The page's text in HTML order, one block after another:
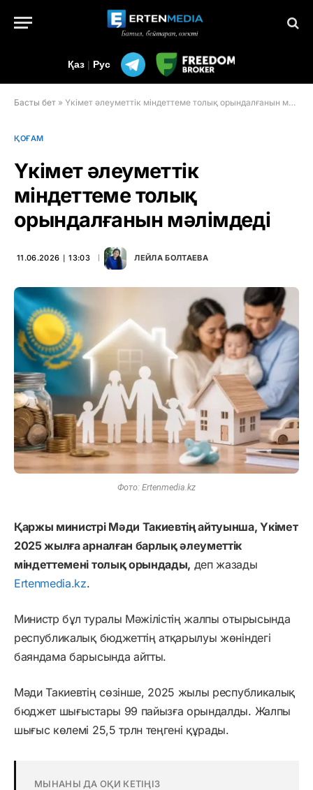
Қаз | Рус
Басты бет » Үкімет әлеуметтік міндеттеме толық орындалғанын мәлімдеді
ҚОҒАМ
Үкімет әлеуметтік
міндеттеме толық
орындалғанын мәлімдеді
11.06.2026 ∣ 13:03 ЛЕЙЛА БОЛТАЕВА
Фото: Ertenmedia.kz
Қаржы министрі Мәди Такиевтің айтуынша, Үкімет
2025 жылға арналған барлық әлеуметтік
міндеттемені толық орындады, деп жазады
Ertenmedia.kz.
Министр бұл туралы Мәжілістің жалпы отырысында
республикалық бюджеттің атқарылуы жөніндегі
баяндама барысында айтты.
Мәди Такиевтің сөзінше, 2025 жылы республикалық
бюджет шығыстары 99 пайызға орындалды. Жалпы
шығыс көлемі 25,5 трлн теңгені құрады.
МЫНАНЫ ДА ОҚИ КЕТІҢІЗ